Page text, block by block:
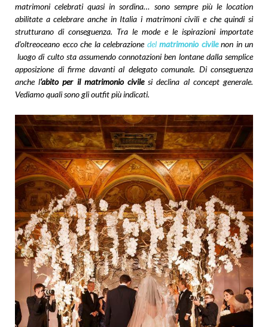
matrimoni celebrati quasi in sordina… sono sempre più le location
abilitate a celebrare anche in Italia i matrimoni civili e che quindi si
strutturano di conseguenza. Tra le mode e le ispirazioni importate
d’oltreoceano ecco che la celebrazionedel matrimonio civilenon in un
luogo di culto sta assumendo connotazioni ben lontane dalla semplice
apposizione di firme davanti al delegato comunale. Di conseguenza
anche l‘abito per il matrimonio civilesi declina al concept generale.
Vediamo quali sono gli outfit più indicati.